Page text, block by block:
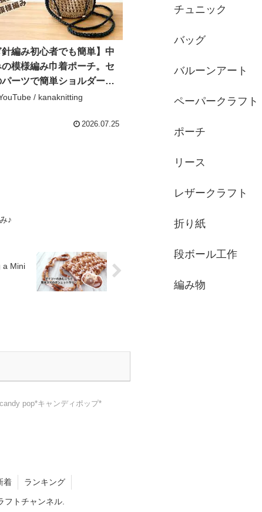
針編み初心者でも簡単】中
模様編み巾着ポーチ。セ
パーツで簡単ショルダーバ
も。 – kanaknitting
/ kanaknitting
2026.07.25
♪
a Mini
pop*キャンディポップ*
チュニック
バッグ
バルーンアート
ペーパークラフト
ポーチ
リース
レザークラフト
折り紙
段ボール工作
編み物
着 ランキング
フトチャンネル.